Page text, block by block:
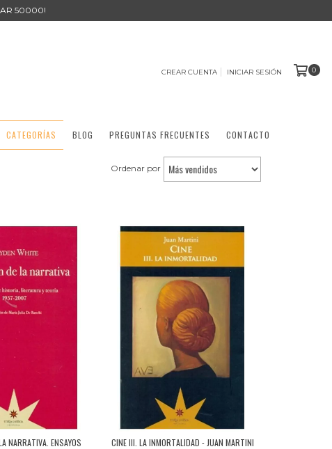
50000!
CREAR CUENTA INICIAR SESIÓN 0
CATEGORÍAS BLOG PREGUNTAS FRECUENTES CONTACTO
Ordenar por
NARRATIVA. ENSAYOS
CINE III. LA INMORTALIDAD - JUAN MARTINI